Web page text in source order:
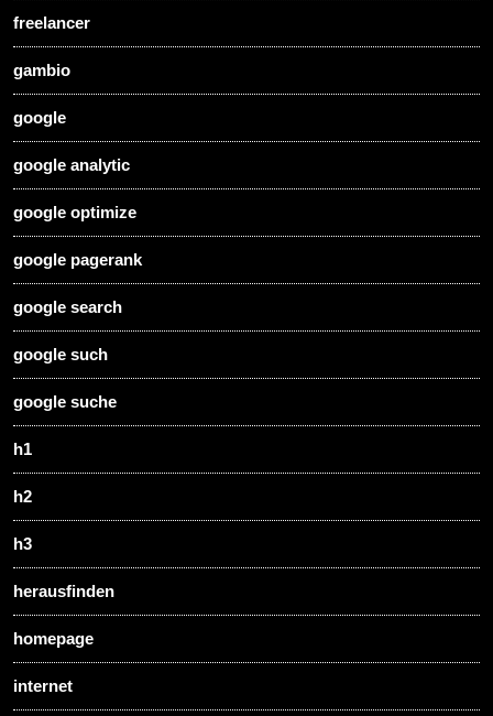
freelancer
gambio
google
google analytic
google optimize
google pagerank
google search
google such
google suche
h1
h2
h3
herausfinden
homepage
internet